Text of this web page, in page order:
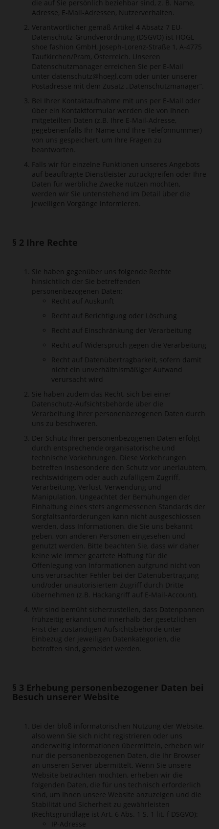
die auf Sie persönlich beziehbar sind, z. B. Name,
Adresse, E-Mail-Adressen, Nutzerverhalten.
Verantwortlicher gemäß Artikel 4 Absatz 7 EU-
Datenschutz-Grundverordnung (DSGVO) ist HÖGL
shoe fashion GmbH, Joseph-Lorenz-Straße 1, A-4775
Taufkirchen/Pram, Österreich. Unseren
Datenschutzmanager erreichen Sie per E-Mail
unter datenschutz@hoegl.com oder unter unserer
Postadresse mit dem Zusatz „Datenschutzmanager”.
Bei Ihrer Kontaktaufnahme mit uns per E-Mail oder
über ein Kontaktformular werden die von Ihnen
mitgeteilten Daten (z.B. Ihre E-Mail-Adresse,
gegebenenfalls Ihr Name und Ihre Telefonnummer)
von uns gespeichert, um Ihre Fragen zu
beantworten.
Falls wir für einzelne Funktionen unseres Angebots
auf beauftragte Dienstleister zurückgreifen oder Ihre
Daten für werbliche Zwecke nutzen möchten,
werden wir Sie untenstehend im Detail über die
jeweiligen Vorgänge informieren.
§ 2 Ihre Rechte
Sie haben gegenüber uns folgende Rechte
hinsichtlich der Sie betreffenden
personenbezogenen Daten:
Recht auf Auskunft
Recht auf Berichtigung oder Löschung
Recht auf Einschränkung der Verarbeitung
Recht auf Widerspruch gegen die Verarbeitung
Recht auf Datenübertragbarkeit, sofern damit
nicht ein unverhältnismäßiger Aufwand
verursacht wird
Sie haben zudem das Recht, sich bei einer
Datenschutz-Aufsichtsbehörde über die
Verarbeitung Ihrer personenbezogenen Daten durch
uns zu beschweren.
Der Schutz Ihrer personenbezogenen Daten erfolgt
durch entsprechende organisatorische und
technische Vorkehrungen. Diese Vorkehrungen
betreffen insbesondere den Schutz vor unerlaubtem,
rechtswidrigem oder auch zufälligem Zugriff,
Verarbeitung, Verlust, Verwendung und
Manipulation. Ungeachtet der Bemühungen der
Einhaltung eines stets angemessenen Standards der
Sorgfaltsanforderungen kann nicht ausgeschlossen
werden, dass Informationen, die Sie uns bekannt
geben, von anderen Personen eingesehen und
genutzt werden. Bitte beachten Sie, dass wir daher
keine wie immer geartete Haftung für die
Offenlegung von Informationen aufgrund nicht von
uns verursachter Fehler bei der Datenübertragung
und/oder unautorisiertem Zugriff durch Dritte
übernehmen (z.B. Hackangriff auf E-Mail-Account).
Wir sind bemüht sicherzustellen, dass Datenpannen
frühzeitig erkannt und innerhalb der gesetzlichen
Frist der zuständigen Aufsichtsbehörde unter
Einbezug der jeweiligen Datenkategorien, die
betroffen sind, gemeldet werden.
§ 3 Erhebung personenbezogener Daten bei
Besuch unserer Website
Bei der bloß informatorischen Nutzung der Website,
also wenn Sie sich nicht registrieren oder uns
anderweitig Informationen übermitteln, erheben wir
nur die personenbezogenen Daten, die Ihr Browser
an unseren Server übermittelt. Wenn Sie unsere
Website betrachten möchten, erheben wir die
folgenden Daten, die für uns technisch erforderlich
sind, um Ihnen unsere Website anzuzeigen und die
Stabilität und Sicherheit zu gewährleisten
(Rechtsgrundlage ist Art. 6 Abs. 1 S. 1 lit. f DSGVO):
IP-Adresse